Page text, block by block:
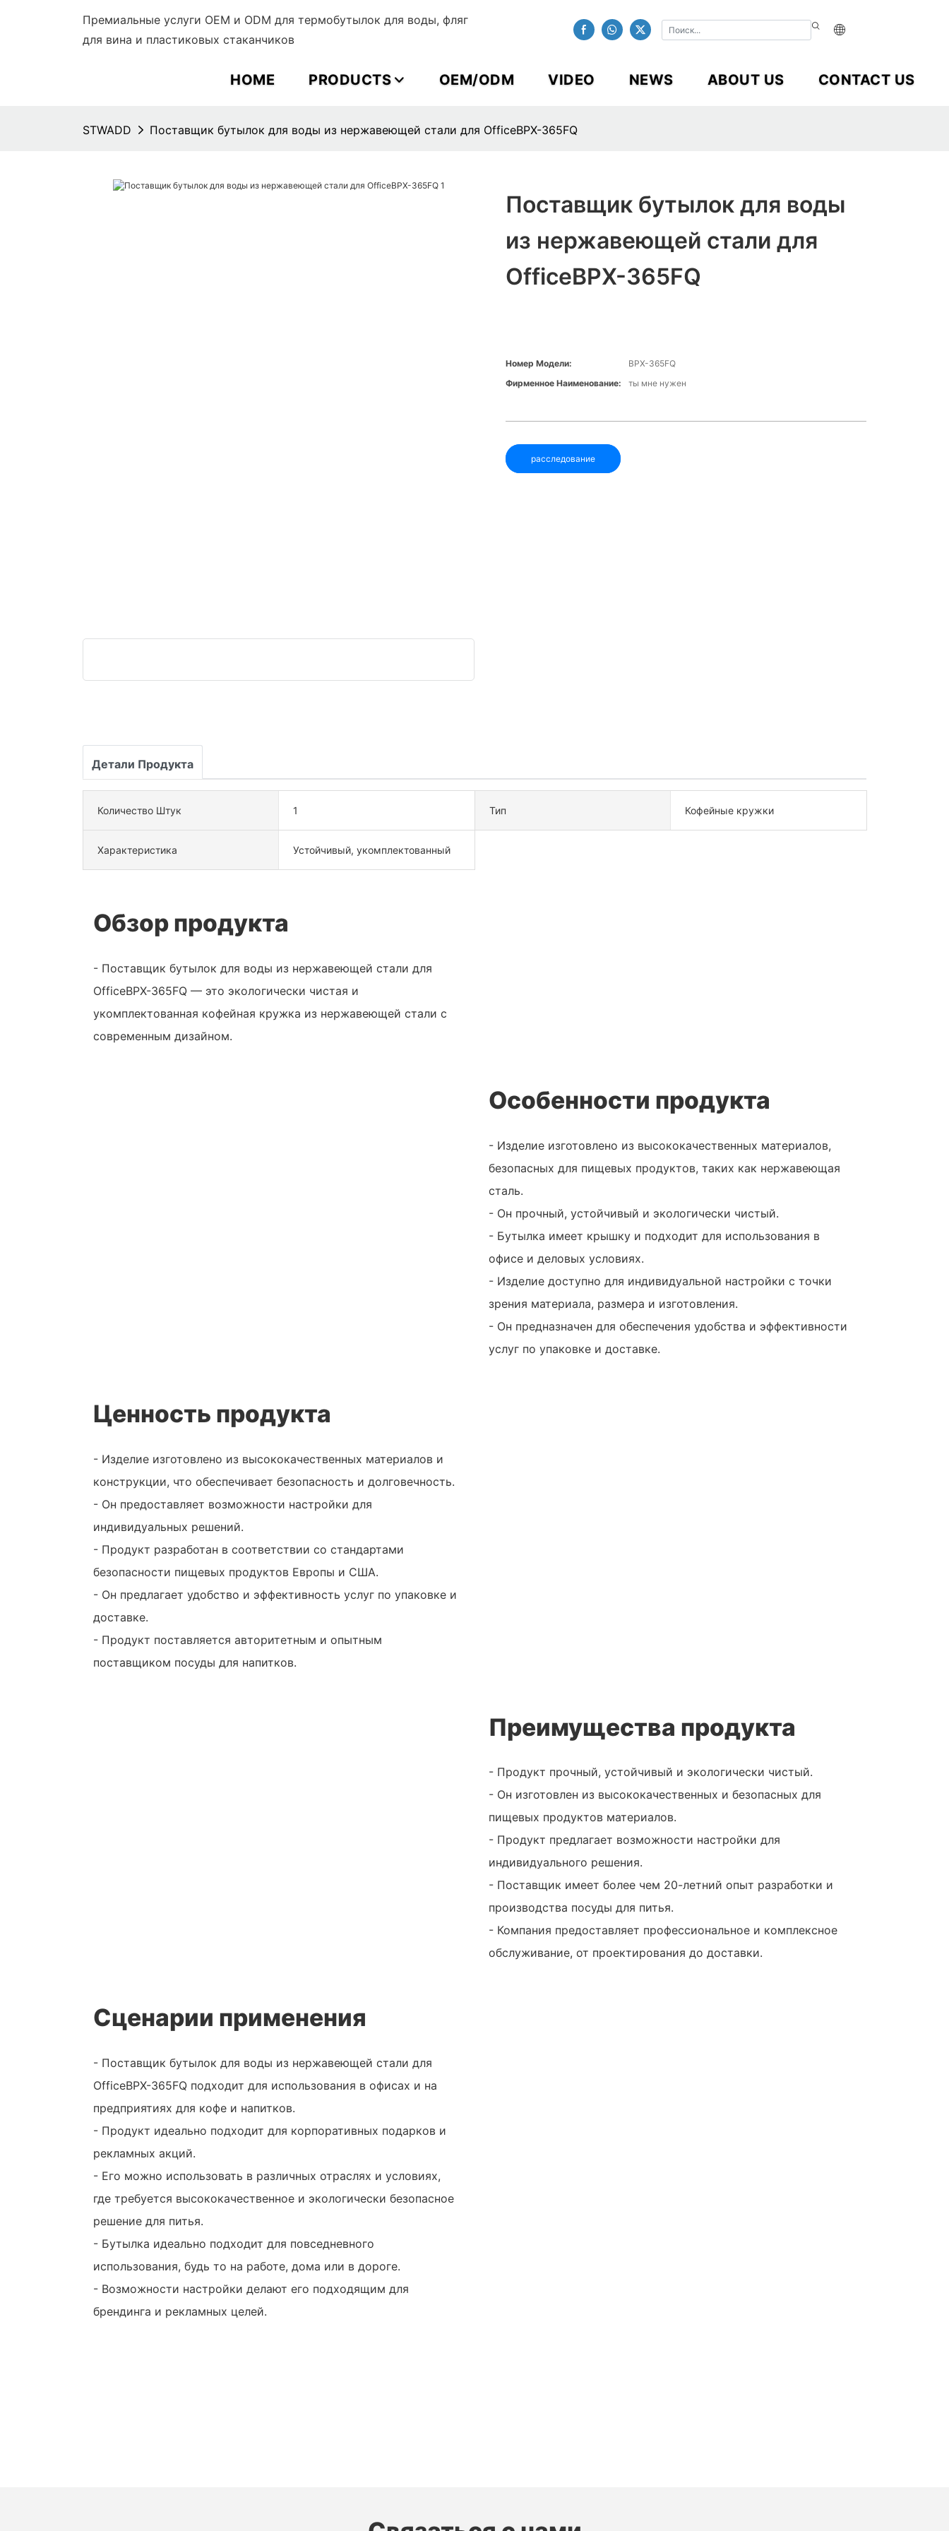
Премиальные услуги OEM и ODM для термобутылок для воды, фляг
для вина и пластиковых стаканчиков
HOME PRODUCTS OEM/ODM VIDEO NEWS ABOUT US CONTACT US
STWADD Поставщик бутылок для воды из нержавеющей стали для OfficeBPX-365FQ
Поставщик бутылок для воды
из нержавеющей стали для
OfficeBPX-365FQ
Номер Модели:
BPX-365FQ
Фирменное Наименование:
ты мне нужен
расследование
Детали Продукта
Количество Штук 1 Тип Кофейные кружки
Характеристика Устойчивый, укомплектованный
Обзор продукта
- Поставщик бутылок для воды из нержавеющей стали для
OfficeBPX-365FQ — это экологически чистая и
укомплектованная кофейная кружка из нержавеющей стали с
современным дизайном.
Особенности продукта
- Изделие изготовлено из высококачественных материалов,
безопасных для пищевых продуктов, таких как нержавеющая
сталь.
- Он прочный, устойчивый и экологически чистый.
- Бутылка имеет крышку и подходит для использования в
офисе и деловых условиях.
- Изделие доступно для индивидуальной настройки с точки
зрения материала, размера и изготовления.
- Он предназначен для обеспечения удобства и эффективности
услуг по упаковке и доставке.
Ценность продукта
- Изделие изготовлено из высококачественных материалов и
конструкции, что обеспечивает безопасность и долговечность.
- Он предоставляет возможности настройки для
индивидуальных решений.
- Продукт разработан в соответствии со стандартами
безопасности пищевых продуктов Европы и США.
- Он предлагает удобство и эффективность услуг по упаковке и
доставке.
- Продукт поставляется авторитетным и опытным
поставщиком посуды для напитков.
Преимущества продукта
- Продукт прочный, устойчивый и экологически чистый.
- Он изготовлен из высококачественных и безопасных для
пищевых продуктов материалов.
- Продукт предлагает возможности настройки для
индивидуального решения.
- Поставщик имеет более чем 20-летний опыт разработки и
производства посуды для питья.
- Компания предоставляет профессиональное и комплексное
обслуживание, от проектирования до доставки.
Сценарии применения
- Поставщик бутылок для воды из нержавеющей стали для
OfficeBPX-365FQ подходит для использования в офисах и на
предприятиях для кофе и напитков.
- Продукт идеально подходит для корпоративных подарков и
рекламных акций.
- Его можно использовать в различных отраслях и условиях,
где требуется высококачественное и экологически безопасное
решение для питья.
- Бутылка идеально подходит для повседневного
использования, будь то на работе, дома или в дороге.
- Возможности настройки делают его подходящим для
брендинга и рекламных целей.